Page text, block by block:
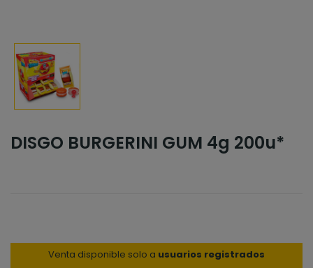
DISGO BURGERINI GUM 4g 200u*
Venta disponible solo a usuarios registrados